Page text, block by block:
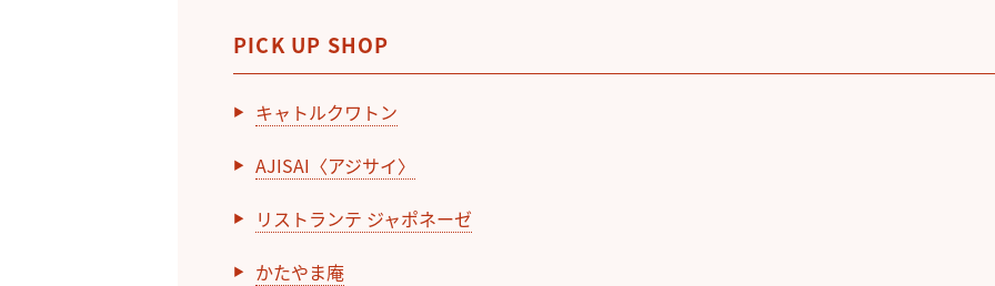
PICK UP SHOP
キャトルクワトン
AJISAI〈アジサイ〉
リストランテ ジャポネーゼ
かたやま庵